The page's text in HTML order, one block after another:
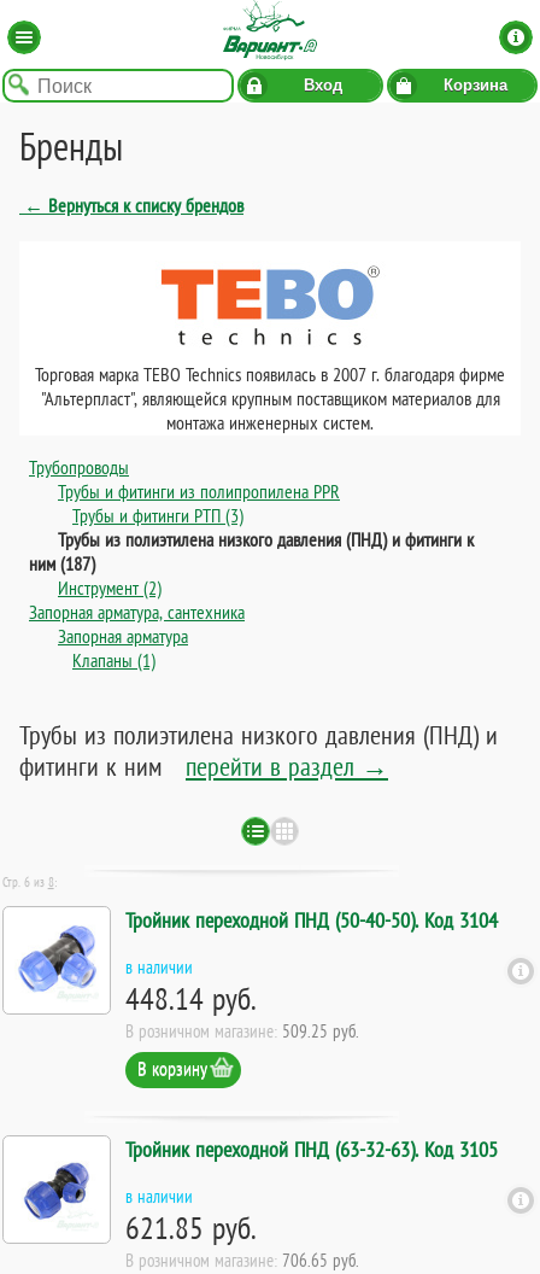
Вход Корзина
Бренды
← Вернуться к списку брендов
Торговая марка TEBO Technics появилась в 2007 г. благодаря фирме
"Альтерпласт", являющейся крупным поставщиком материалов для
монтажа инженерных систем.
Трубопроводы
Трубы и фитинги из полипропилена PPR
Трубы и фитинги РТП (3)
Трубы из полиэтилена низкого давления (ПНД) и фитинги к
ним (187)
Инструмент (2)
Запорная арматура, сантехника
Запорная арматура
Клапаны (1)
Трубы из полиэтилена низкого давления (ПНД) и
фитинги к ним
перейти в раздел →
Стр. 6 из 8:
Тройник переходной ПНД (50-40-50). Код 3104
в наличии
448.14 руб.
В розничном магазине: 509.25 руб.
В корзину
Тройник переходной ПНД (63-32-63). Код 3105
в наличии
621.85 руб.
В розничном магазине: 706.65 руб.